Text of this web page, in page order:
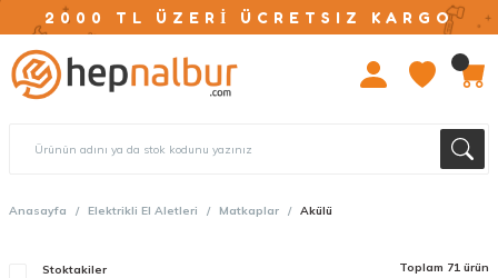
2000 TL ÜZERİ ÜCRETSIZ KARGO
Anasayfa Elektrikli El Aletleri Matkaplar Akülü
Stoktakiler Toplam 71 ürün